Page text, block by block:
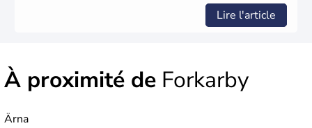
Lire l'article
À proximité de Forkarby
Ärna